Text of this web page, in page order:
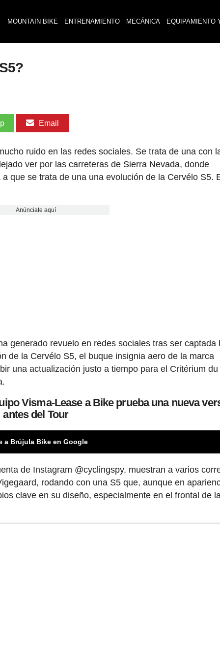
MOUNTAIN BIKE ENTRENAMIENTO MECÁNICA EQUIPAMIENTO
Email
ruido en las redes sociales. Se trata de una con
ver por las carreteras de Sierra Nevada, donde
que se trata de una una evolución de la Cervélo S5.
Anúnciate aquí
generado revuelo en redes sociales tras ser captada
de la Cervélo S5, el buque insignia aero de la marca
una actualización justo a tiempo para el Critérium du
Visma-Lease a Bike prueba una nueva
antes del Tour
a Brújula Bike en Google
de Instagram @cyclingspy, muestran a varios
rodando con una S5 que, aunque en
clave en su diseño, especialmente en el frontal de